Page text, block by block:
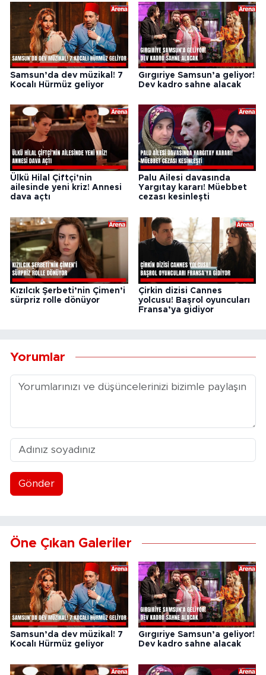
Samsun’da dev müzikal! 7
Kocalı Hürmüz geliyor
Gırgıriye Samsun’a geliyor!
Dev kadro sahne alacak
Ülkü Hilal Çiftçi’nin
ailesinde yeni kriz! Annesi
dava açtı
Palu Ailesi davasında
Yargıtay kararı! Müebbet
cezası kesinleşti
Kızılcık Şerbeti’nin Çimen’i
sürpriz rolle dönüyor
Çirkin dizisi Cannes
yolcusu! Başrol oyuncuları
Fransa’ya gidiyor
Yorumlar
Gönder
Öne Çıkan Galeriler
Samsun’da dev müzikal! 7
Kocalı Hürmüz geliyor
Gırgıriye Samsun’a geliyor!
Dev kadro sahne alacak